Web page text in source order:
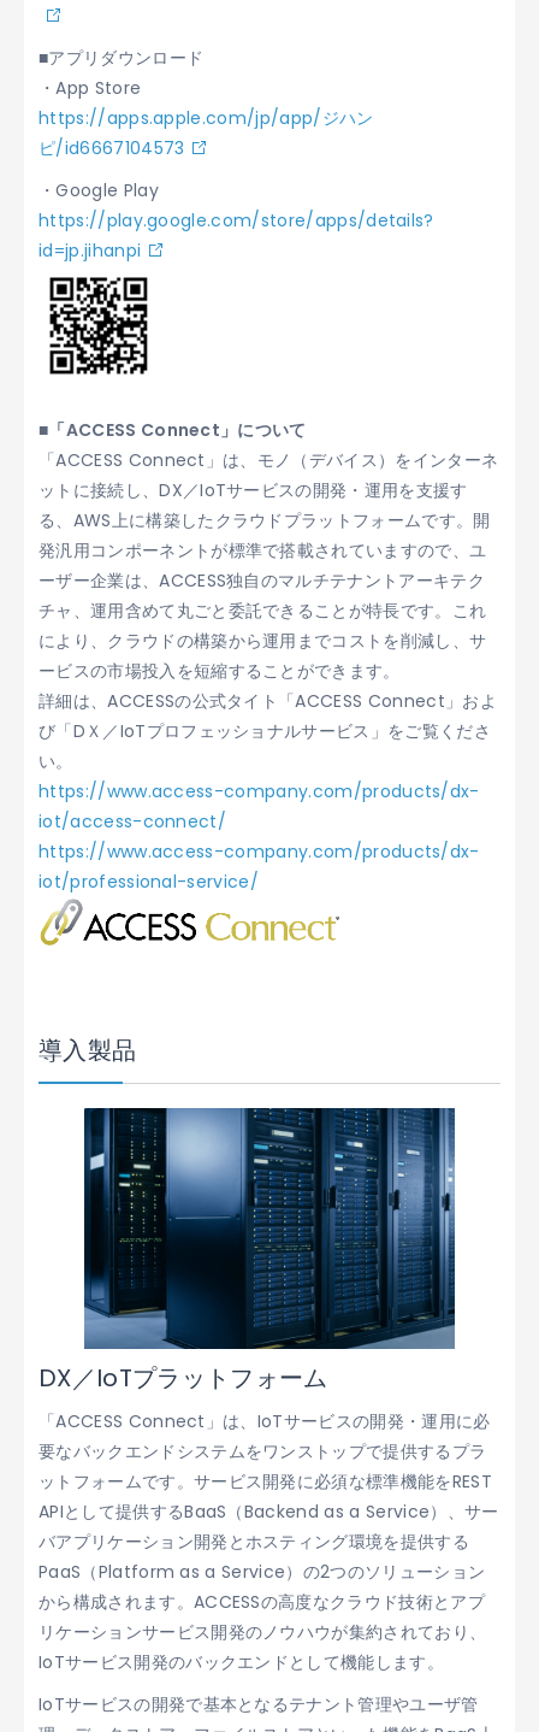
■アプリダウンロード
・App Store
https://apps.apple.com/jp/app/ジハン
ピ/id6667104573
・Google Play
https://play.google.com/store/apps/details?
id=jp.jihanpi
■「ACCESS Connect」について
「ACCESS Connect」は、モノ（デバイス）をインターネ
ットに接続し、DX／IoTサービスの開発・運用を支援す
る、AWS上に構築したクラウドプラットフォームです。開
発汎用コンポーネントが標準で搭載されていますので、ユ
ーザー企業は、ACCESS独自のマルチテナントアーキテク
チャ、運用含めて丸ごと委託できることが特長です。これ
により、クラウドの構築から運用までコストを削減し、サ
ービスの市場投入を短縮することができます。
詳細は、ACCESSの公式タイト「ACCESS Connect」およ
び「DＸ／IoTプロフェッショナルサービス」をご覧くださ
い。
https://www.access-company.com/products/dx-
iot/access-connect/
https://www.access-company.com/products/dx-
iot/professional-service/
導入製品
DX／IoTプラットフォーム
「ACCESS Connect」は、IoTサービスの開発・運用に必
要なバックエンドシステムをワンストップで提供するプラ
ットフォームです。サービス開発に必須な標準機能をREST
APIとして提供するBaaS（Backend as a Service）、サー
バアプリケーション開発とホスティング環境を提供する
PaaS（Platform as a Service）の2つのソリューション
から構成されます。ACCESSの高度なクラウド技術とアプ
リケーションサービス開発のノウハウが集約されており、
IoTサービス開発のバックエンドとして機能します。
IoTサービスの開発で基本となるテナント管理やユーザ管